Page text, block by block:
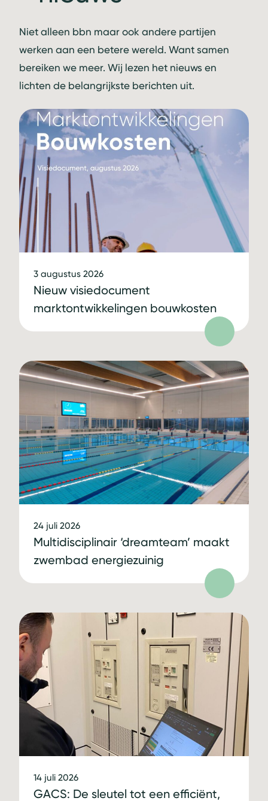
Niet alleen bbn maar ook andere partijen
werken aan een betere wereld. Want samen
bereiken we meer. Wij lezen het nieuws en
lichten de belangrijkste berichten uit.
3 augustus 2026
Nieuw visiedocument
marktontwikkelingen bouwkosten
24 juli 2026
Multidisciplinair ‘dreamteam’ maakt
zwembad energiezuinig
14 juli 2026
GACS: De sleutel tot een efficiënt,